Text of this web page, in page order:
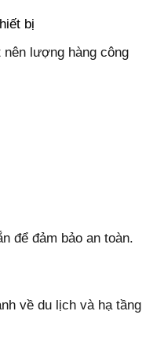
bị
nên lượng hàng công
để đảm bảo an toàn.
về du lịch và hạ tầng